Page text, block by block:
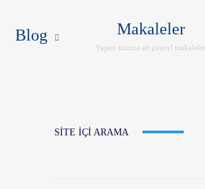
İLETIŞIM ENG
Blog Makaleler
Yaşam tarzına ait güncel makaleler
SITE IÇI ARAMA